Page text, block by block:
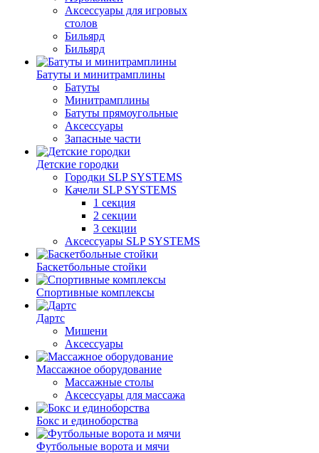
Аксессуары для игровых
столов
Бильяpд
Бильяpд
Батуты и минитрамплины
Батуты
Минитрамплины
Батуты прямоугольные
Аксессуары
Запасные части
Детские городки
Городки SLP SYSTEMS
Качели SLP SYSTEMS
1 секция
2 секции
3 секции
Аксессуары SLP SYSTEMS
Баскетбольные стойки
Спортивные комплексы
Дартс
Мишени
Аксессуары
Массажное оборудование
Массажные столы
Аксессуары для массажа
Бокс и единоборства
Футбольные ворота и мячи